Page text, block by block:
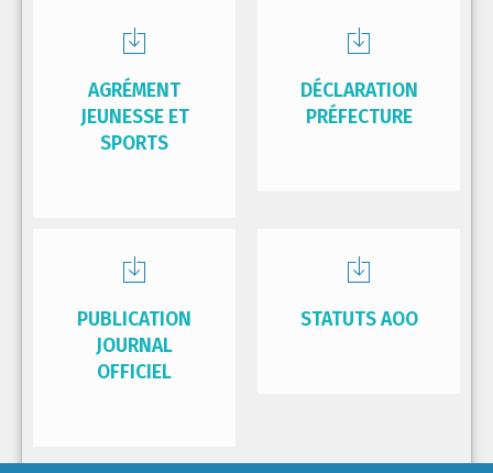
AGRÉMENT
JEUNESSE ET
SPORTS
DÉCLARATION
PRÉFECTURE
PUBLICATION
JOURNAL
OFFICIEL
STATUTS AOO